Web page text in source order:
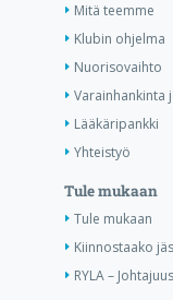
Mitä teemme
Klubin ohjelma
Nuorisovaihto
Varainhankinta
Lääkäripankki
Yhteistyö
Tule mukaan
Tule mukaan
Kiinnostaako
RYLA –